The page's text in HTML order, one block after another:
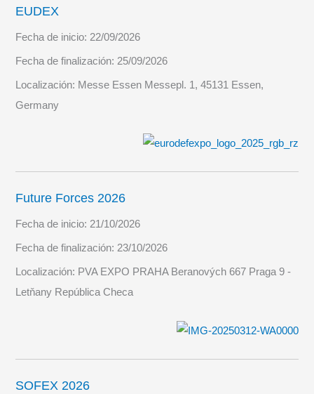
EUDEX
Fecha de inicio: 22/09/2026
Fecha de finalización: 25/09/2026
Localización: Messe Essen Messepl. 1, 45131 Essen,
Germany
Future Forces 2026
Fecha de inicio:21/10/2026
Fecha de finalización:23/10/2026
Localización: PVA EXPO PRAHA Beranových 667 Praga 9 -
Letňany República Checa
SOFEX 2026